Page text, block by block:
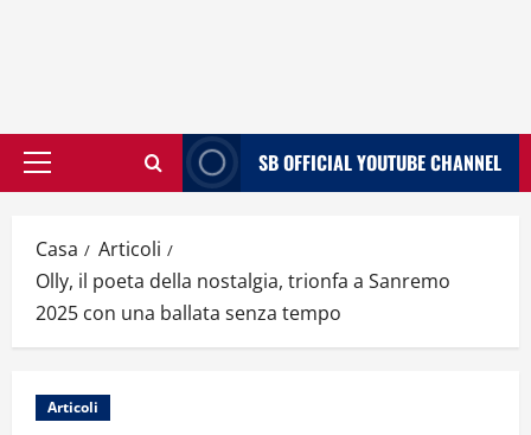
Menù
SB OFFICIAL YOUTUBE CHANNEL
Casa
Articoli
Olly, il poeta della nostalgia, trionfa a Sanremo
2025 con una ballata senza tempo
Articoli